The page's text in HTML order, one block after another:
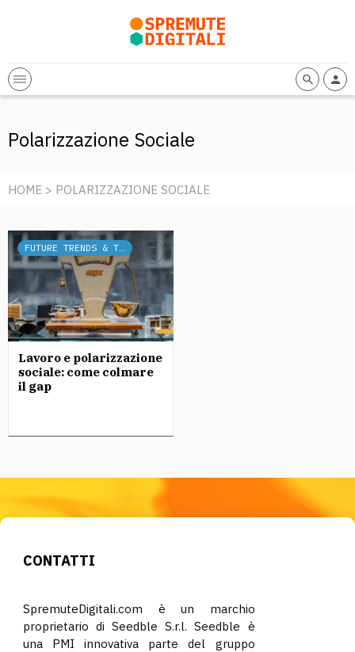
Polarizzazione Sociale
HOME > POLARIZZAZIONE SOCIALE
FUTURE TRENDS & TECH
Lavoro e polarizzazione
sociale: come colmare
il gap
CONTATTI
SpremuteDigitali.com è un marchio
proprietario di Seedble S.r.l. Seedble è
una PMI innovativa parte del gruppo